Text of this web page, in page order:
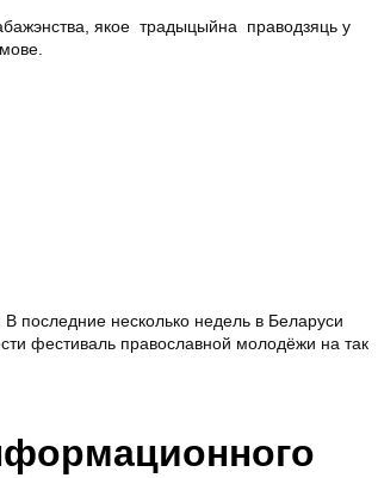
якое традыцыйна праводзяць у
последние несколько недель в Беларуси
фестиваль православной молодёжи на так